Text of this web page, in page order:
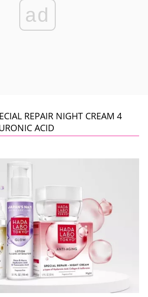
ad
REPAIR NIGHT CREAM 4
ACID